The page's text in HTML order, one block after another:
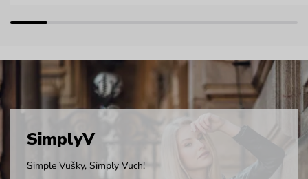
SimplyV
Simple Vušky, Simply Vuch!